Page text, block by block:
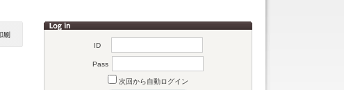
ID
Pass
次回から自動ログイン